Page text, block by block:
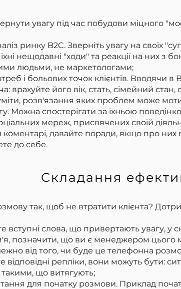
увагу під час побудови міцного
ринку B2C. Зверніть увагу на своїх
нещодавні "ходи" та реакції на них з
людьми, не маркетологами;
і больових точок клієнтів. Вводячи в
врахуйте його вік, стать, сімейний стан,
розв'язання яких проблем може
Можна спостерігати за їхньою
мереж, присвячених своїй
давайте поради, якщо про них
до себе.
Складання
так, щоб не втратити клієнта?
вступні слова, що привертають увагу, у
позначити, що ви є менеджером
від того, чи буде це телефонна
відповідні репліки, вони можуть бути:
що витягують;
для початку розмови. Приклад